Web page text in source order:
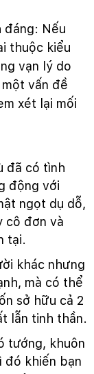
đáng: Nếu
thuộc kiểu
vạn lý do
vấn đề
xét lại mối
đã có tình
động với
ngọt dụ dỗ,
cô đơn và
tại.
khác nhưng
mà có thể
sở hữu cả 2
lẫn tinh thần.
tướng, khuôn
đó khiến bạn